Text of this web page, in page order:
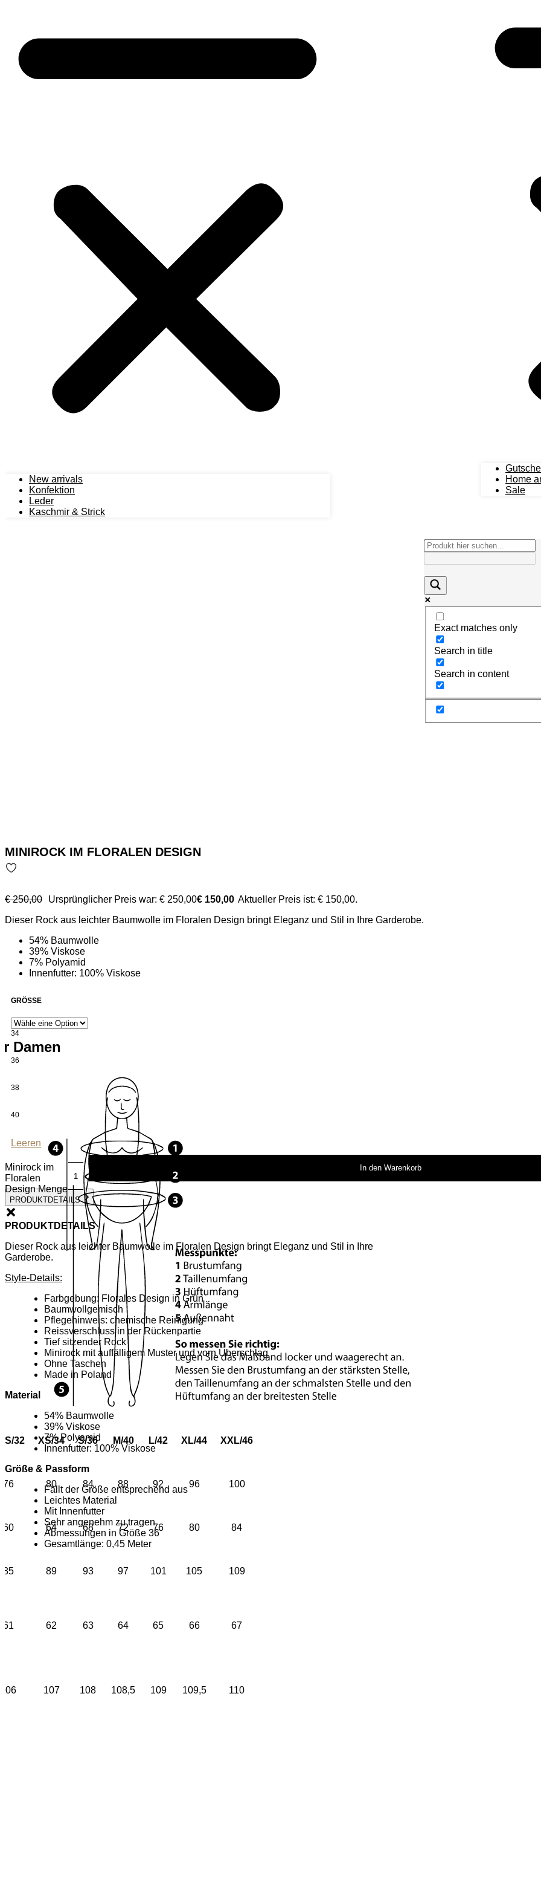
New arrivals
Konfektion
Leder
Kaschmir & Strick
Home
Sale
Exact matches only
Search in title
Search in content
MINIROCK IM FLORALEN DESIGN
€250,00 Ursprünglicher Preis war: € 250,00€ 150,00 Aktueller Preis ist: € 150,00.
Dieser Rock aus leichter Baumwolle im Floralen Design bringt Eleganz und Stil in Ihre Garderobe.
54% Baumwolle
39% Viskose
7% Polyamid
Innenfutter: 100% Viskose
Damen
32 XS/34 S/36 M/40 L/42 XL/44 XXL/46
76 80 84 88 92 96 100
60 64 68 72 76 80 84
85 89 93 97 101 105 109
61 62 63 64 65 66 67
106 107 108 108,5 109 109,5 110
GRÖSSE
34
36
38
40
Leeren
Minirock im
Floralen
Design Menge
In den Warenkorb
PRODUKTDETAILS
PRODUKTDETAILS
Dieser Rock aus leichter Baumwolle im Floralen Design bringt Eleganz und Stil in Ihre
Garderobe.
Style-Details:
Farbgebung: Florales Design in Grün
Baumwollgemisch
Pflegehinweis: chemische Reinigung
Reissverschluss in der Rückenpartie
Tief sitzender Rock
Minirock mit auffälligem Muster und vorn Überschlag
Ohne Taschen
Made in Poland
Material
54% Baumwolle
39% Viskose
7% Polyamid
Innenfutter: 100% Viskose
Größe & Passform
Fällt der Größe entsprechend aus
Leichtes Material
Mit Innenfutter
Sehr angenehm zu tragen
Abmessungen in Größe 36
Gesamtlänge: 0,45 Meter